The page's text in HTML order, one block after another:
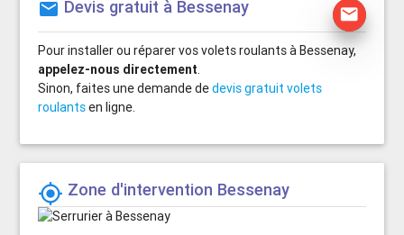
mail Devis gratuit à Bessenay mail
Pour installer ou réparer vos volets roulants à Bessenay,
appelez-nous directement.
Sinon, faites une demande dedevis gratuit volets
roulantsen ligne.
 Zone d'intervention Bessenay